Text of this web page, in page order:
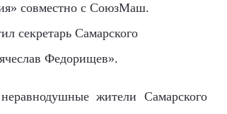
совместно с СоюзМаш.
секретарь Самарского
Федорищев».
неравнодушные жители Самарского